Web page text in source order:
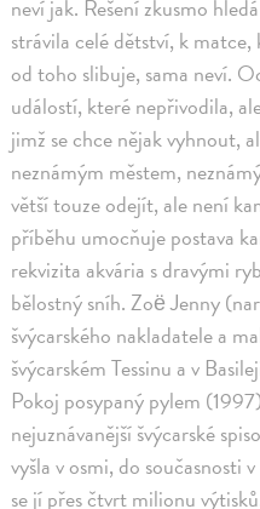
neví jak. Řešení zkusmo
strávila celé dětství, k
od toho slibuje, sama neví.
událostí, které nepřivodila,
jimž se chce nějak vyhnout,
neznámým městem,
větší touze odejít, ale není
příběhu umocňuje postava
rekvizita akvária s dravými
bělostný sníh. Zoë Jenny
švýcarského nakladatele a
švýcarském Tessinu a v
Pokoj posypaný pylem
nejuznávanější švýcarské
vyšla v osmi, do současnosti
se jí přes čtvrt milionu